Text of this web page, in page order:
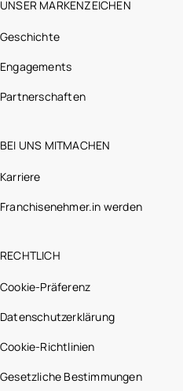
UNSER MARKENZEICHEN
Geschichte
Engagements
Partnerschaften
BEI UNS MITMACHEN
Karriere
Franchisenehmer.in werden
RECHTLICH
Cookie-Präferenz
Datenschutzerklärung
Cookie-Richtlinien
Gesetzliche Bestimmungen